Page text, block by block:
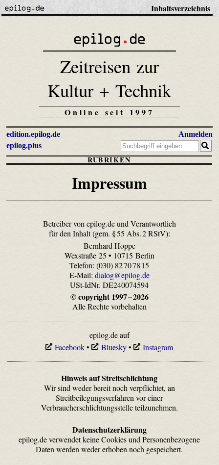
Inhaltsverzeichnis
Zeitreisen zur
Kultur + Technik
Online seit 1997
edition.epilog.de
epilog.plus
Anmelden
RUBRIKEN
Impressum
Betreiber von epilog.de und Verantwortlich
für den Inhalt (gem. § 55 Abs. 2 RStV):
Bernhard Hoppe
Wexstraße 25 • 10715 Berlin
Telefon: (030) 82 70 78 15
E-Mail: dialog@epilog.de
USt-IdNr. DE240074594
© copyright 1997 – 2026
Alle Rechte vorbehalten
epilog.de auf
Facebook• Bluesky• Instagram
Hinweis auf Streitschlichtung
Wir sind weder bereit noch verpflichtet, an
Streitbeilegungsverfahren vor einer
Verbraucherschlichtungsstelle teilzunehmen.
Datenschutzerklärung
epilog.de verwendet keine Cookies und Personenbezogene
Daten werden weder erhoben noch gespeichert.